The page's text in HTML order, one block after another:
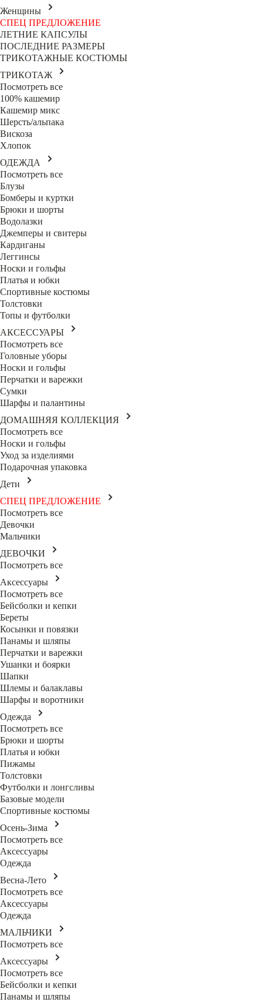
Женщины
СПЕЦ ПРЕДЛОЖЕНИЕ
ЛЕТНИЕ КАПСУЛЫ
ПОСЛЕДНИЕ РАЗМЕРЫ
ТРИКОТАЖНЫЕ КОСТЮМЫ
ТРИКОТАЖ
Посмотреть все
100% кашемир
Кашемир микс
Шерсть/альпака
Вискоза
Хлопок
ОДЕЖДА
Посмотреть все
Блузы
Бомберы и куртки
Брюки и шорты
Водолазки
Джемперы и свитеры
Кардиганы
Леггинсы
Носки и гольфы
Платья и юбки
Спортивные костюмы
Толстовки
Топы и футболки
АКСЕССУАРЫ
Посмотреть все
Головные уборы
Носки и гольфы
Перчатки и варежки
Сумки
Шарфы и палантины
ДОМАШНЯЯ КОЛЛЕКЦИЯ
Посмотреть все
Носки и гольфы
Уход за изделиями
Подарочная упаковка
Дети
СПЕЦ ПРЕДЛОЖЕНИЕ
Посмотреть все
Девочки
Мальчики
ДЕВОЧКИ
Посмотреть все
Аксессуары
Посмотреть все
Бейсболки и кепки
Береты
Косынки и повязки
Панамы и шляпы
Перчатки и варежки
Ушанки и боярки
Шапки
Шлемы и балаклавы
Шарфы и воротники
Одежда
Посмотреть все
Брюки и шорты
Платья и юбки
Пижамы
Толстовки
Футболки и лонгсливы
Базовые модели
Спортивные костюмы
Осень-Зима
Посмотреть все
Аксессуары
Одежда
Весна-Лето
Посмотреть все
Аксессуары
Одежда
МАЛЬЧИКИ
Посмотреть все
Аксессуары
Посмотреть все
Бейсболки и кепки
Панамы и шляпы